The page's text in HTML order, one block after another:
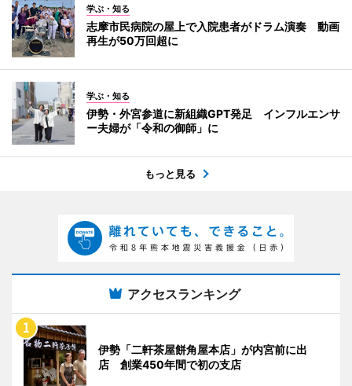
学ぶ・知る
志摩市民病院の屋上で入院患者がドラム演奏 動画
再生が50万回超に
学ぶ・知る
伊勢・外宮参道に新組織GPT発足 インフルエンサ
ー夫婦が「令和の御師」に
もっと見る
アクセスランキング
伊勢「二軒茶屋餅角屋本店」が内宮前に出
店 創業450年間で初の支店